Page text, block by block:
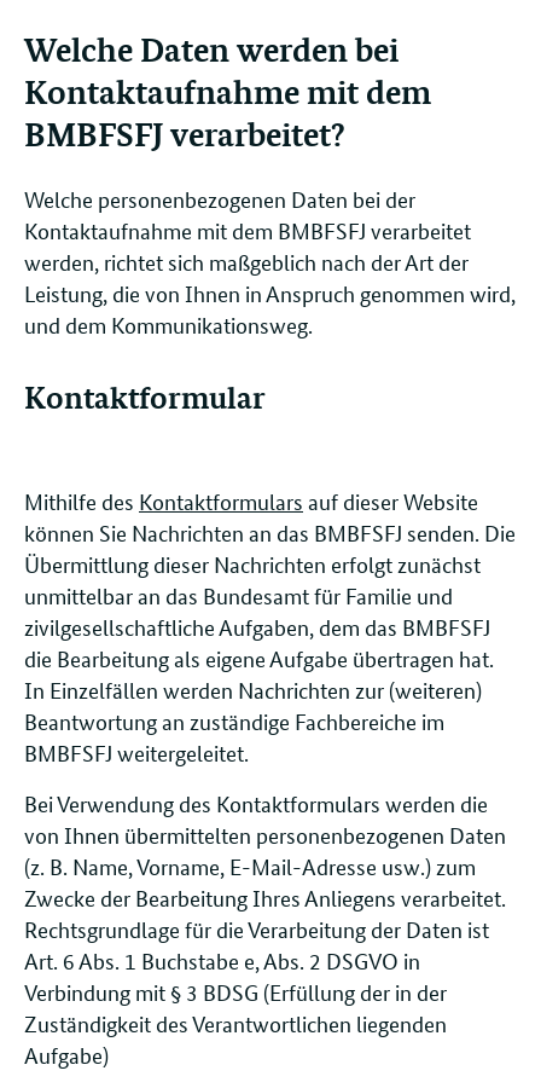
Welche Daten werden bei
Kontaktaufnahme mit dem
BMBFSFJ verarbeitet?
Welche personenbezogenen Daten bei der
Kontaktaufnahme mit dem BMBFSFJ verarbeitet
werden, richtet sich maßgeblich nach der Art der
Leistung, die von Ihnen in Anspruch genommen wird,
und dem Kommunikationsweg.
Kontaktformular
Mithilfe des Kontaktformulars auf dieser Website
können Sie Nachrichten an das BMBFSFJ senden. Die
Übermittlung dieser Nachrichten erfolgt zunächst
unmittelbar an das Bundesamt für Familie und
zivilgesellschaftliche Aufgaben, dem das BMBFSFJ
die Bearbeitung als eigene Aufgabe übertragen hat.
In Einzelfällen werden Nachrichten zur (weiteren)
Beantwortung an zuständige Fachbereiche im
BMBFSFJ weitergeleitet.
Bei Verwendung des Kontaktformulars werden die
von Ihnen übermittelten personenbezogenen Daten
(z. B. Name, Vorname, E-Mail-Adresse usw.) zum
Zwecke der Bearbeitung Ihres Anliegens verarbeitet.
Rechtsgrundlage für die Verarbeitung der Daten ist
Art. 6 Abs. 1 Buchstabe e, Abs. 2 DSGVO in
Verbindung mit § 3 BDSG (Erfüllung der in der
Zuständigkeit des Verantwortlichen liegenden
Aufgabe)